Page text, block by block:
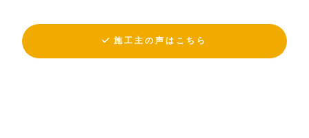
施工主の声はこちら